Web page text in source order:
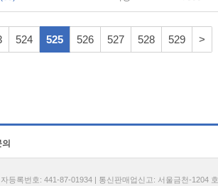
524 525 526 527 528 529 >
등록번호: 441-87-01934 | 통신판매업신고: 서울금천-1204 호